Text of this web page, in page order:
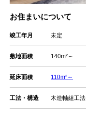
お住まいについて
竣工年月 未定
敷地面積 140m²～
延床面積 110m²～
工法・構造 木造軸組工法